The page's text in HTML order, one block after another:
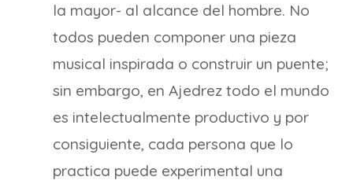
la mayor- al alcance del hombre. No
todos pueden componer una pieza
musical inspirada o construir un puente;
sin embargo, en Ajedrez todo el mundo
es intelectualmente productivo y por
consiguiente, cada persona que lo
practica puede experimental una